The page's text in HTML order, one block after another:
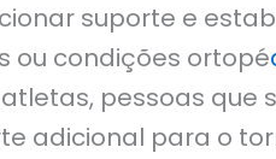
suporte e
ou condições ortopé
pessoas que
adicional para o